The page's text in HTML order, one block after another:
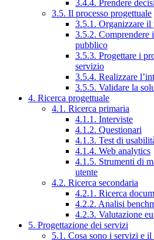
3.4.4. Prendere
3.5. Il processo progettuale
3.5.1. Organizzare il
3.5.2. Comprendere
pubblico
3.5.3. Progettare i
servizio
3.5.4. Realizzare
3.5.5. Validare la
4. Ricerca progettuale
4.1. Ricerca primaria
4.1.1. Interviste
4.1.2. Questionari
4.1.3. Test di
4.1.4. Web analytics
4.1.5. Strumenti di
utente
4.2. Ricerca secondaria
4.2.1. Ricerca
4.2.2. Analisi
4.2.3. Valutazione
5. Progettazione dei servizi
5.1. Cosa sono i servizi e il